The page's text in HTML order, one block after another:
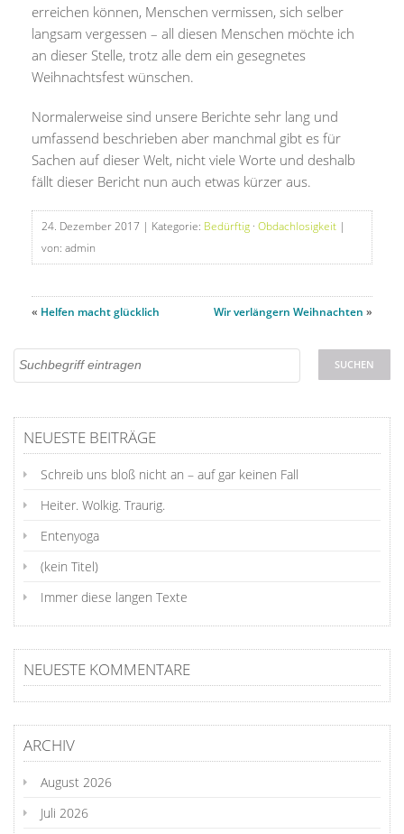
erreichen können, Menschen vermissen, sich selber
langsam vergessen – all diesen Menschen möchte ich
an dieser Stelle, trotz alle dem ein gesegnetes
Weihnachtsfest wünschen.
Normalerweise sind unsere Berichte sehr lang und
umfassend beschrieben aber manchmal gibt es für
Sachen auf dieser Welt, nicht viele Worte und deshalb
fällt dieser Bericht nun auch etwas kürzer aus.
24. Dezember 2017 | Kategorie: Bedürftig · Obdachlosigkeit |
von: admin
« Helfen macht glücklich Wir verlängern Weihnachten »
NEUESTE BEITRÄGE
Schreib uns bloß nicht an – auf gar keinen Fall
Heiter. Wolkig. Traurig.
Entenyoga
(kein Titel)
Immer diese langen Texte
NEUESTE KOMMENTARE
ARCHIV
August 2026
Juli 2026